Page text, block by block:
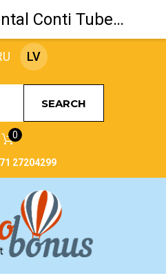
LV
SEARCH
0
27204299
-50% : Continental Conti Tube 44-194/62-222